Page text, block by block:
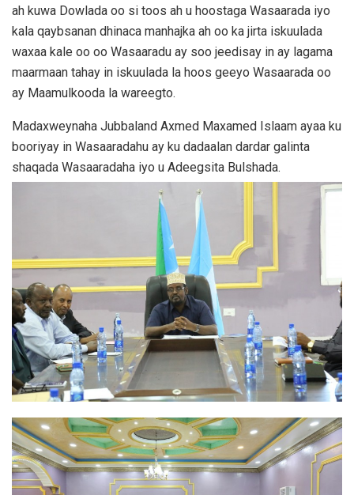
ah kuwa Dowlada oo si toos ah u hoostaga Wasaarada iyo
kala qaybsanan dhinaca manhajka ah oo ka jirta iskuulada
waxaa kale oo oo Wasaaradu ay soo jeedisay in ay lagama
maarmaan tahay in iskuulada la hoos geeyo Wasaarada oo
ay Maamulkooda la wareegto.
Madaxweynaha Jubbaland Axmed Maxamed Islaam ayaa ku
booriyay in Wasaaradahu ay ku dadaalan dardar galinta
shaqada Wasaaradaha iyo u Adeegsita Bulshada.